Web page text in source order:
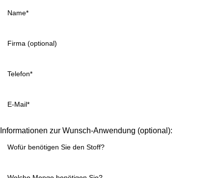
Informationen zur Wunsch-Anwendung (optional):